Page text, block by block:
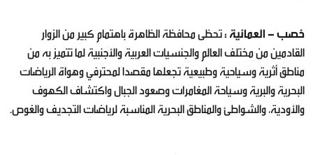
خصب - العمانية :تحظى محافظة الظاهرة باهتمام كبير من الزوار
القادمين من مختلف العالم والجنسيات العربية والأجنبية لما تتميز به من
مناطق أثرية وسياحية وطبيعية تجعلها مقصدا لمحترفي وهواة الرياضات
البحرية والبرية وسياحة المغامرات وصعود الجبال واكتشاف الكهوف
والأودية، والشواطئ والمناطق البحرية المناسبة لرياضات التجديف والغوص.